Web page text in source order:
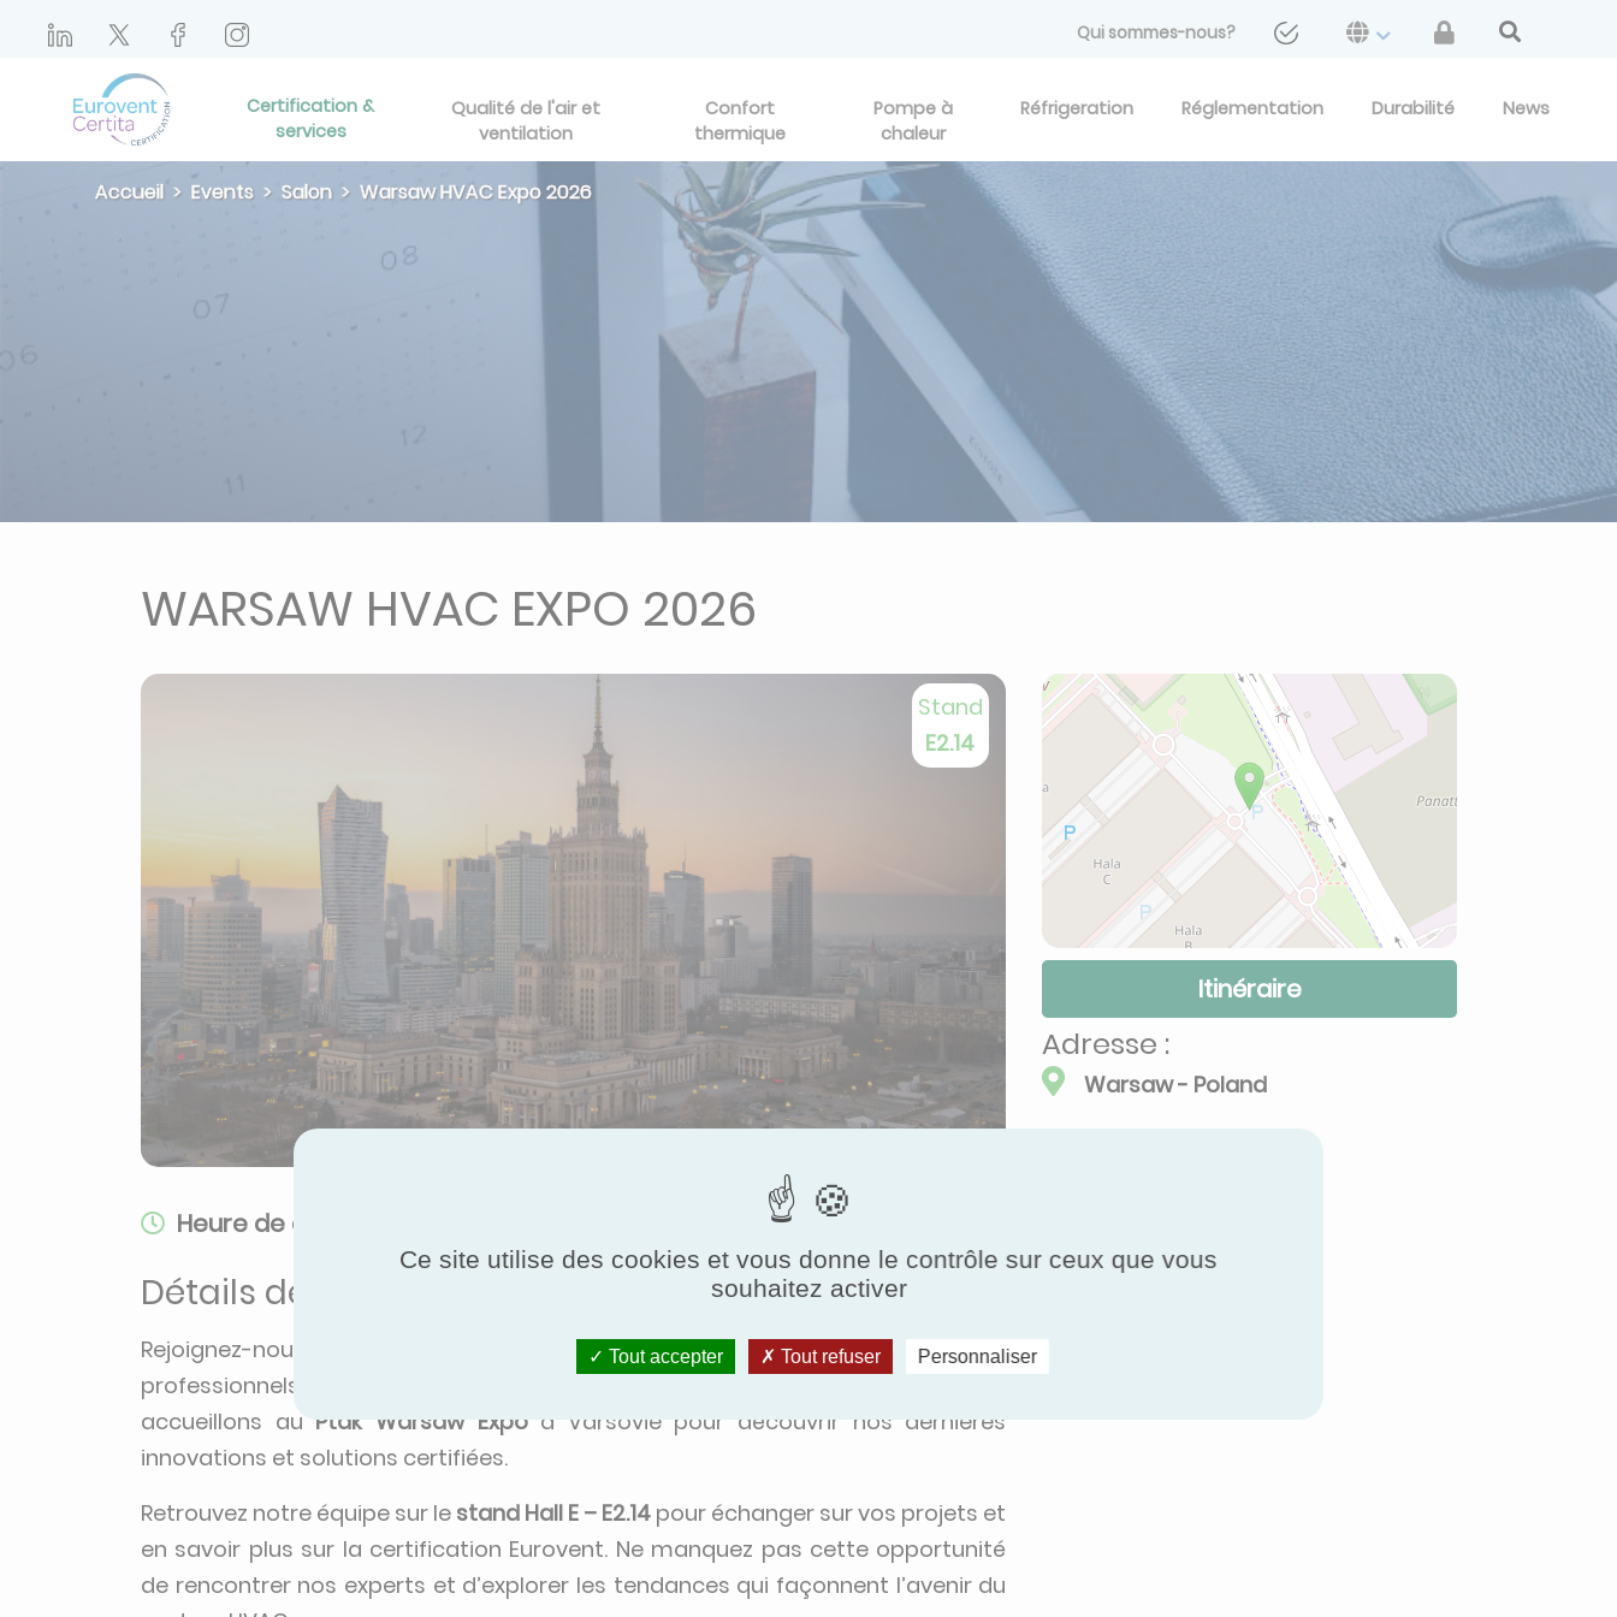
Qui sommes-nous?
Certification &
services
Qualité de l'air et
ventilation
Confort
thermique
Pompe à
chaleur
Réfrigeration Réglementation Durabilité News
Accueil Events Salon Warsaw HVAC Expo 2026
WARSAW HVAC EXPO 2026
Stand
E2.14
Heure de début: Heure de fin: 26 févr. 2026, 17:00
Détails de l'évènement
Rejoignez-nous au Warsaw HVAC Expo, le rendez-vous incontournable des
professionnels du CVC en Europe centrale. Du
accueillons au Ptak Warsaw Expoà Varsovie pour découvrir nos dernières
innovations et solutions certifiées.
Retrouvez notre équipe sur le stand Hall E – E2.14 pour échanger sur vos projets et
en savoir plus sur la certification Eurovent. Ne manquez pas cette opportunité
de rencontrer nos experts et d’explorer les tendances qui façonnent l’avenir du
Itinéraire
Adresse :
Warsaw - Poland
Ce site utilise des cookies et vous donne le contrôle sur ceux que vous
souhaitez activer
Tout accepter Tout refuser Personnaliser